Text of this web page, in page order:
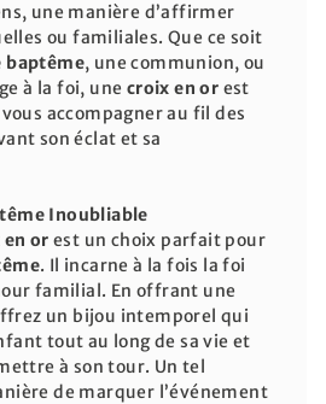
une manière d’affirmer
ou familiales. Que ce soit
baptême, une communion, ou
à la foi, une croix en or est
accompagner au fil des
son éclat et sa
Inoubliable
or est un choix parfait pour
. Il incarne à la fois la foi
familial. En offrant une
un bijou intemporel qui
tout au long de sa vie et
à son tour. Un tel
de marquer l’événement